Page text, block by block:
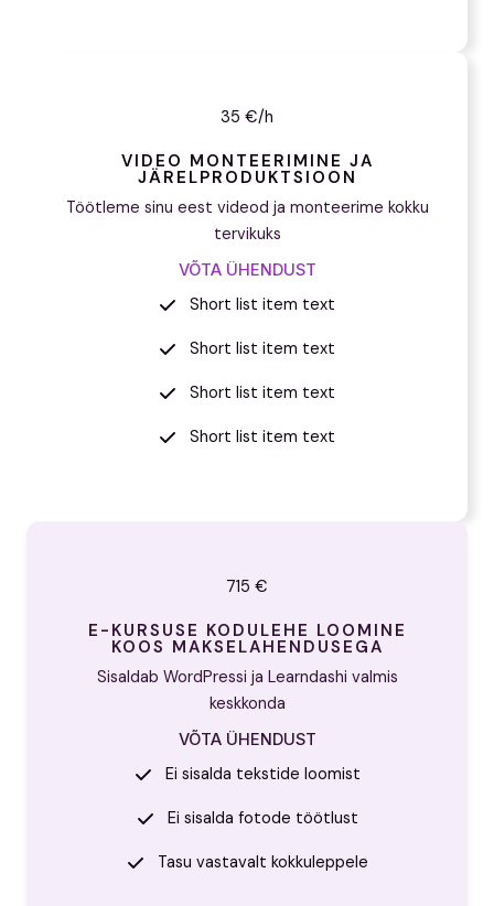
35 €/h
VIDEO MONTEERIMINE JA
JÄRELPRODUKTSIOON
Töötleme sinu eest videod ja monteerime kokku
tervikuks
VÕTA ÜHENDUST
Short list item text
Short list item text
Short list item text
Short list item text
715 €
E-KURSUSE KODULEHE LOOMINE
KOOS MAKSELAHENDUSEGA
Sisaldab WordPressi ja Learndashi valmis
keskkonda
VÕTA ÜHENDUST
Ei sisalda tekstide loomist
Ei sisalda fotode töötlust
Tasu vastavalt kokkuleppele